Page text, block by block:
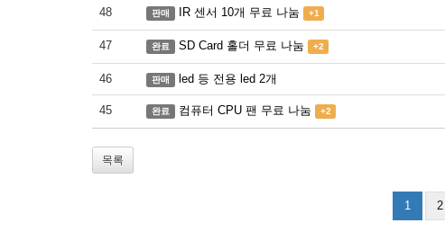
48 판매 IR 센서 10개 무료 나눔 +1
47 완료 SD Card 홀더 무료 나눔 +2
46 판매 led 등 전용 led 2개
45 완료 컴퓨터 CPU 팬 무료 나눔 +2
목록
1 2